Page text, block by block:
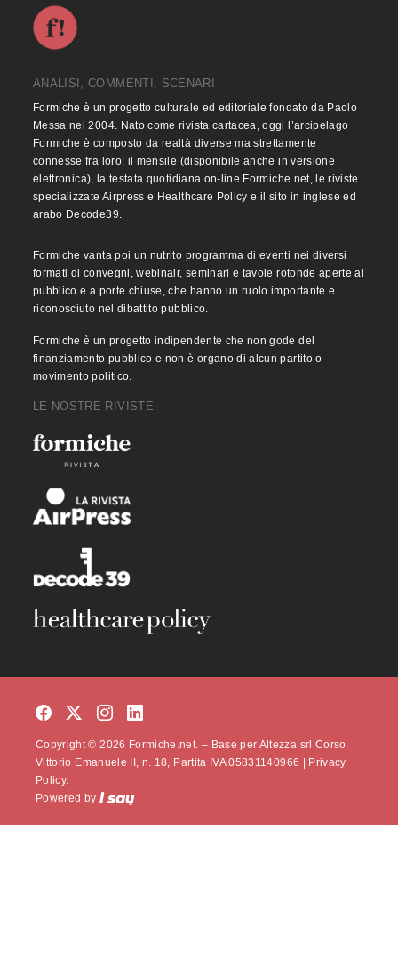
ANALISI, COMMENTI, SCENARI
Formiche è un progetto culturale ed editoriale fondato da Paolo
Messa nel 2004. Nato come rivista cartacea, oggi l’arcipelago
Formiche è composto da realtà diverse ma strettamente
connesse fra loro: il mensile (disponibile anche in versione
elettronica), la testata quotidiana on-line Formiche.net, le riviste
specializzate Airpress e Healthcare Policy e il sito in inglese ed
arabo Decode39.
Formiche vanta poi un nutrito programma di eventi nei diversi
formati di convegni, webinair, seminari e tavole rotonde aperte al
pubblico e a porte chiuse, che hanno un ruolo importante e
riconosciuto nel dibattito pubblico.
Formiche è un progetto indipendente che non gode del
finanziamento pubblico e non è organo di alcun partito o
movimento politico.
LE NOSTRE RIVISTE
Copyright © 2026 Formiche.net. – Base per Altezza srl Corso
Vittorio Emanuele II, n. 18, Partita IVA 05831140966 | Privacy
Policy.
Powered by